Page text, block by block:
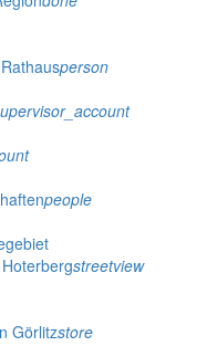
person
people
streetview
Görlitzstore